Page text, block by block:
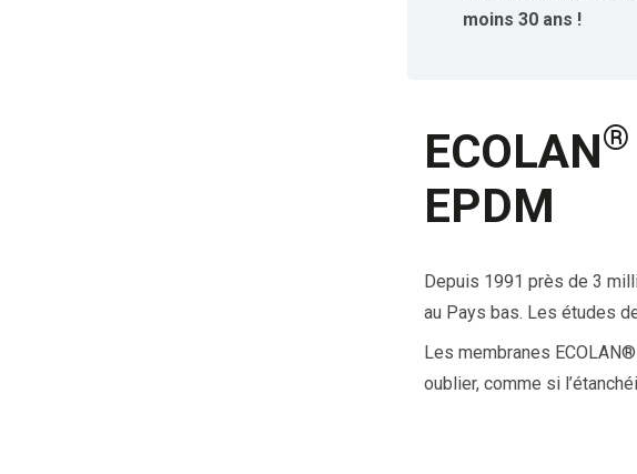
moins 30 ans !
ECOLAN®
EPDM
Depuis 1991 près de 3
au Pays bas. Les études
Les membranes
oublier, comme si